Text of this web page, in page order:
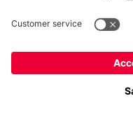
*Prezzi IVA
© FC
FC Bayern München
Globale